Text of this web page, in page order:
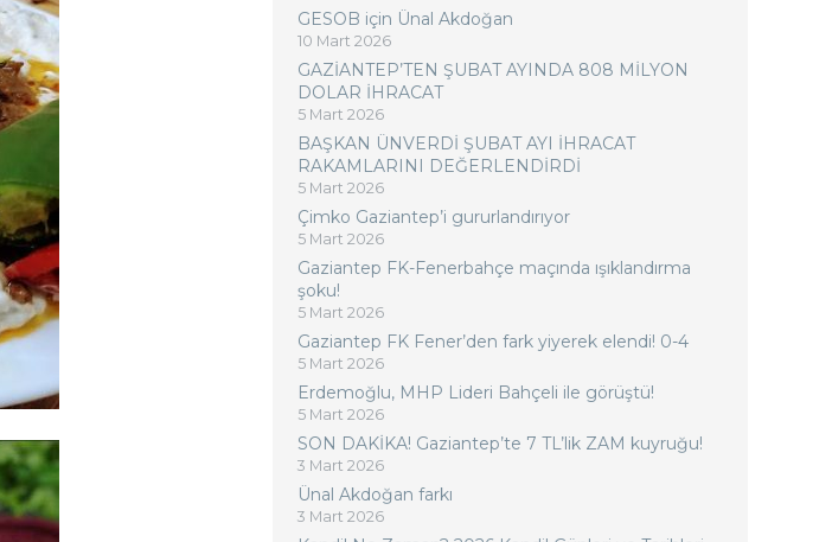
GESOB için Ünal Akdoğan
10 Mart 2026
GAZİANTEP’TEN ŞUBAT AYINDA 808 MİLYON
DOLAR İHRACAT
5 Mart 2026
BAŞKAN ÜNVERDİ ŞUBAT AYI İHRACAT
RAKAMLARINI DEĞERLENDİRDİ
5 Mart 2026
Çimko Gaziantep’i gururlandırıyor
5 Mart 2026
Gaziantep FK-Fenerbahçe maçında ışıklandırma
şoku!
5 Mart 2026
Gaziantep FK Fener’den fark yiyerek elendi! 0-4
5 Mart 2026
Erdemoğlu, MHP Lideri Bahçeli ile görüştü!
5 Mart 2026
SON DAKİKA! Gaziantep’te 7 TL’lik ZAM kuyruğu!
3 Mart 2026
Ünal Akdoğan farkı
3 Mart 2026